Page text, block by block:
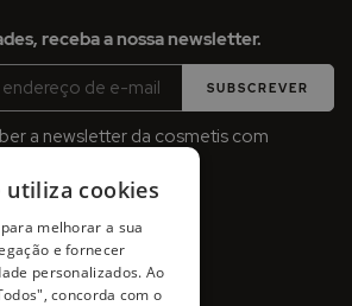
receba a nossa newsletter.
SUBSCREVER
a newsletter da cosmetis com
utiliza cookies
melhorar a sua
e fornecer
personalizados. Ao
concorda com o